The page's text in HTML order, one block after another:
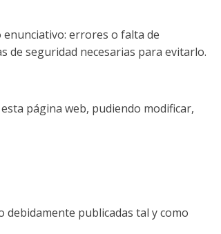
enunciativo: errores o falta de
de seguridad necesarias para evitarlo.
página web, pudiendo modificar,
debidamente publicadas tal y como